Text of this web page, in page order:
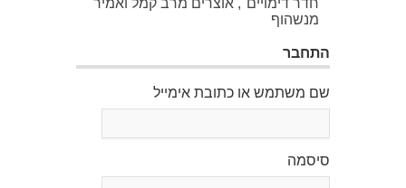
מנשהוף
התחבר
שם משתמש או כתובת אימייל
סיסמה